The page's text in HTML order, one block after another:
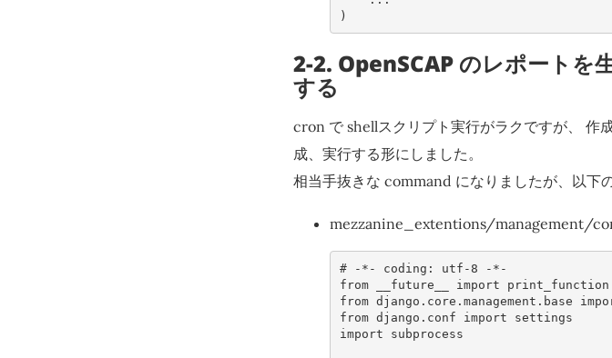
)
2-2. OpenSCAP のレポート
する
cron で shellスクリプト実行がラクですが、 作
成、実行する形にしました。
相当手抜きな command になりましたが、以下
mezzanine_extentions/management/
# -*- coding: utf-8 -*-
from
__future__ import
print_function
from django.core.management.base
from django.conf import
settings
import
subprocess